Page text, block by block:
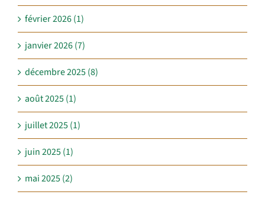
février 2026 (1)
janvier 2026 (7)
décembre 2025 (8)
août 2025 (1)
juillet 2025 (1)
juin 2025 (1)
mai 2025 (2)